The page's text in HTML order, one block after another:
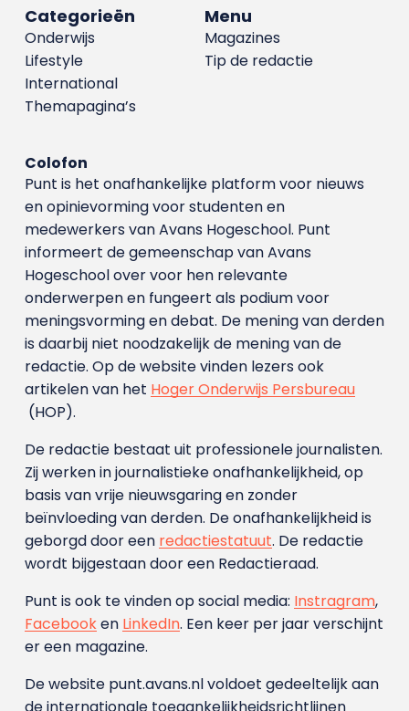
Menu
Magazines
Tip de redactie
Categorieën
Onderwijs
Lifestyle
International
Themapagina’s
Colofon
Punt is het onafhankelijke platform voor nieuws
en opinievorming voor studenten en
medewerkers van Avans Hoge­school. Punt
informeert de gemeenschap van Avans
Hogeschool over voor hen relevante
onderwerpen en fungeert als podium voor
meningsvorming en debat. De mening van derden
is daarbij niet noodzakelijk de mening van de
redactie. Op de website vinden lezers ook
artikelen van het Hoger Onderwijs Persbureau
(HOP).
De redactie bestaat uit professionele journalisten.
Zij werken in journalistieke onafhankelijkheid, op
basis van vrije nieuwsgaring en zonder
beïnvloeding van derden. De onafhankelijkheid is
geborgd door een redactiestatuut. De redactie
wordt bijgestaan door een Redactieraad.
Punt is ook te vinden op social media: Instragram,
Facebooken LinkedIn. Een keer per jaar verschijnt
er een magazine.
De website punt.avans.nl voldoet gedeeltelijk aan
de internationale toegankelijkheidsrichtlijnen